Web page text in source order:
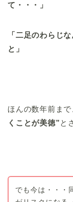
て・・・」
「二足のわらじ
と」
ほんの数年前まで
くことが美徳”と
でも今は・・・